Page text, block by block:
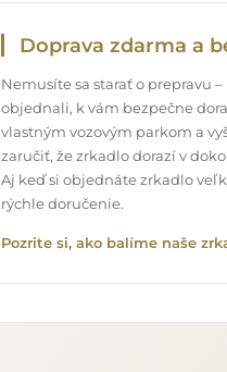
Doprava zdarma a
Nemusíte sa starať o prepravu
objednali, k vám bezpečne
vlastným vozovým parkom a
zaručiť, že zrkadlo dorazí v
Aj keď si objednáte zrkadlo
rýchle doručenie.
Pozrite si, ako balíme naše